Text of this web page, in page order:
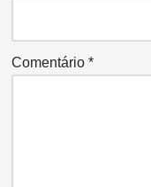
Comentário *